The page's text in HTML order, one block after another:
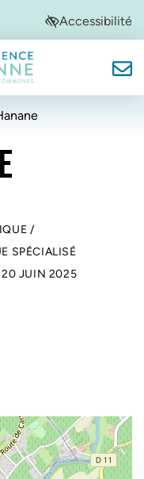
onglet)onglet)Accessibilité
Garonne
/
SPÉCIALISÉ
20 JUIN 2025